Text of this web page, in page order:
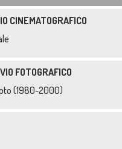
CINEMATOGRAFICO
FOTOGRAFICO
(1980-2000)